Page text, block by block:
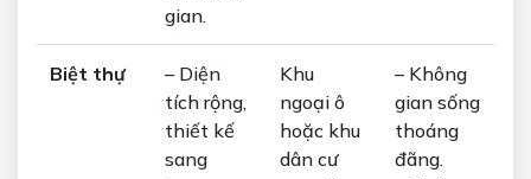
gian.
Biệt thự
– Diện
tích rộng,
thiết kế
sang
Khu
ngoại ô
hoặc khu
dân cư
– Không
gian sống
thoáng
đãng.